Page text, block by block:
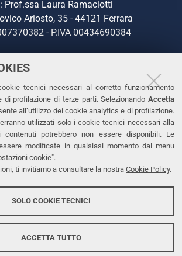
tecnici necessari al corretto funzionamento
di profilazione di terze parti. Selezionando Accetta
all’utilizzo dei cookie analytics e di profilazione.
utilizzati solo i cookie tecnici necessari alla
contenuti potrebbero non essere disponibili. Le
modificate in qualsiasi momento dal menu
cookie".
ti invitiamo a consultare la nostra Cookie Policy.
SOLO COOKIE TECNICI
ACCETTA TUTTO
Prof.ssa Laura Ramaciotti
Ariosto, 35 - 44121 Ferrara
- P.IVA 00434690384
0532 293111
0532 293031
di accessibilità
dati personali